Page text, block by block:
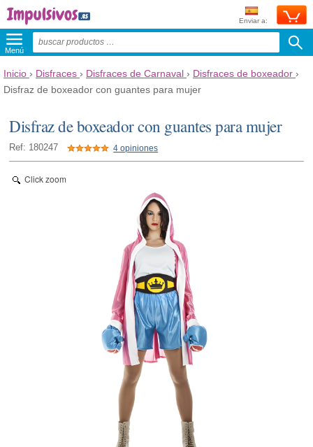
Enviar a:
Menú
Inicio › Disfraces › Disfraces de Carnaval › Disfraces de boxeador ›
Disfraz de boxeador con guantes para mujer
Disfraz de boxeador con guantes para mujer
Ref: 180247 4 opiniones
Click zoom